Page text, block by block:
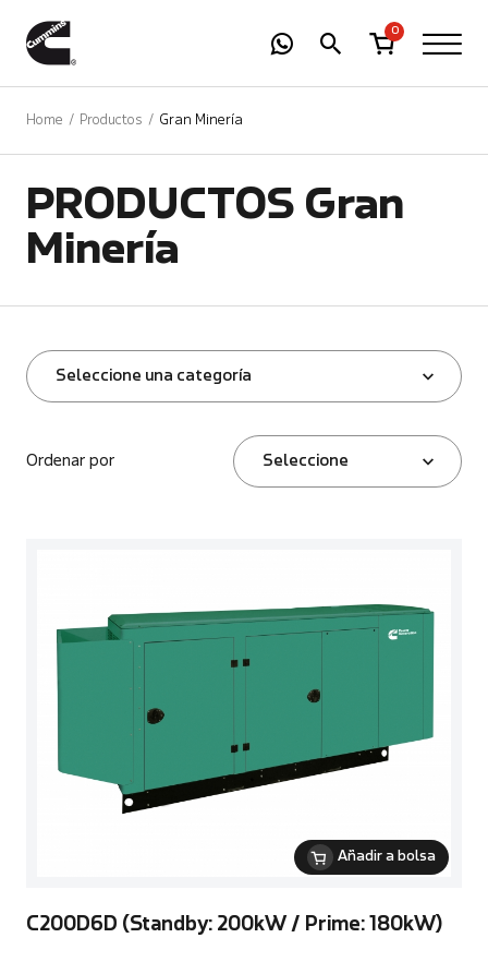
0
Home Productos Gran Minería
PRODUCTOS Gran
Minería
Seleccione una categoría
Ordenar por Seleccione
Añadir a bolsa
C200D6D (Standby: 200kW / Prime: 180kW)